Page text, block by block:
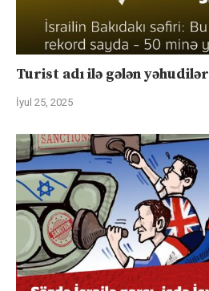
Turist adı ilə gələn yəhudilər
İyul 25, 2025